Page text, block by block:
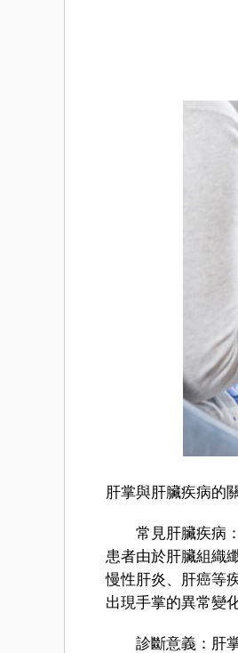
肝掌與肝臟疾病的
常見肝臟疾病：
患者由於肝臟組織
慢性肝炎、肝癌等
出現手掌的異常變化
診斷意義：肝掌